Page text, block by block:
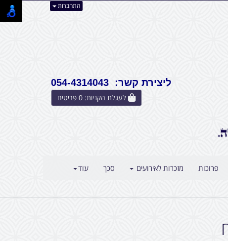
התחברות
ליצירת קשר: 054-4314043
0
פרוכות מזכרות לאירועים סכך עוד